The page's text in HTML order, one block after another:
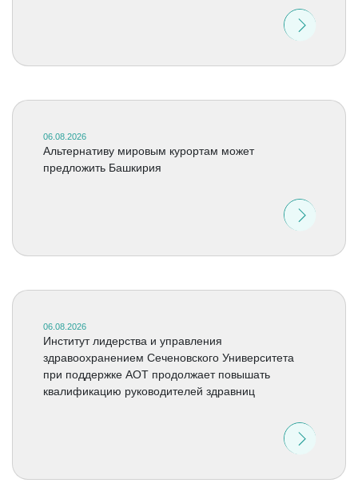
06.08.2026
Альтернативу мировым курортам может
предложить Башкирия
06.08.2026
Институт лидерства и управления
здравоохранением Сеченовского Университета
при поддержке АОТ продолжает повышать
квалификацию руководителей здравниц